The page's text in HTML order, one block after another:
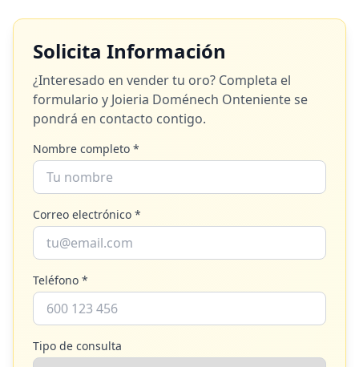
Solicita Información
¿Interesado en vender tu oro? Completa el
formulario y Joieria Doménech Ontenientese
pondrá en contacto contigo.
Nombre completo *
Correo electrónico *
Teléfono *
Tipo de consulta